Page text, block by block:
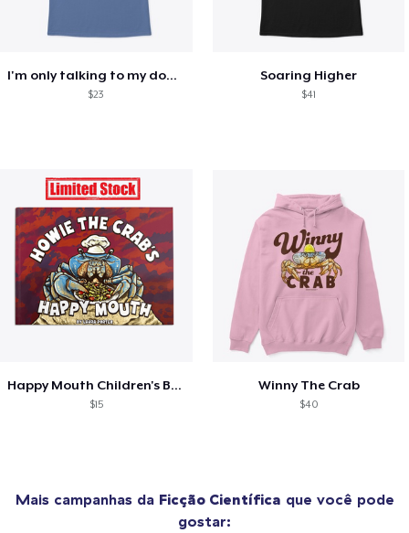
I'm only talking to my dog today
$23
Soaring Higher
$41
Happy Mouth Children's Book
$15
Winny The Crab
$40
Mais campanhas da Ficção Científica que você pode
gostar: